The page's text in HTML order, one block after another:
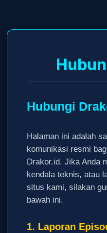
Hubungi
Halaman ini adalah
komunikasi resmi
Drakor.id. Jika Anda
kendala teknis, atau
situs kami, silakan
bawah ini.
1. Laporan